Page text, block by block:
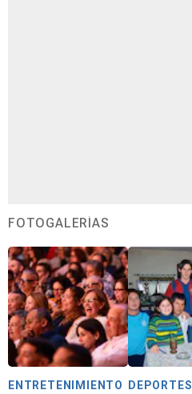
FOTOGALERÍAS
ENTRETENIMIENTO DEPORTES